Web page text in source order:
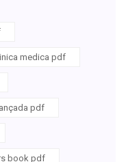
medica pdf
pdf
book pdf